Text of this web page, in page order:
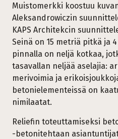
Muistomerkki koostuu
Aleksandrowiczin
KAPS Architekcin
Seinä on 15 metriä pitkä ja
pinnalla on neljä kotkaa,
tasavallan neljää aselajia:
merivoimia ja
betonielementeissä on
nimilaatat.
Reliefin toteuttamiseksi
-betonitehtaan